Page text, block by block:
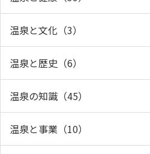
温泉と文化（3）
温泉と歴史（6）
温泉の知識（45）
温泉と事業（10）